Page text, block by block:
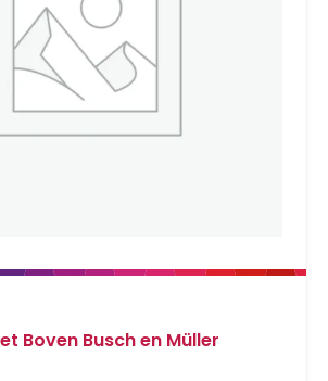
Boven Busch en Müller